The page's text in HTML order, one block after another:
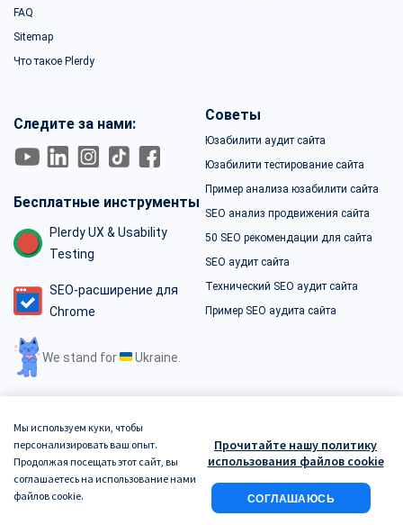
FAQ
Sitemap
Что такое Plerdy
Следите за нами:
Бесплатные инструменты
Plerdy UX & Usability
Testing
SEO-расширение для
Chrome
We stand for Ukraine.
Советы
Юзабилити аудит сайта
Юзабилити тестирование сайта
Пример анализа юзабилити сайта
SEO анализ продвижения сайта
50 SEO рекомендации для сайта
SEO аудит сайта
Технический SEO аудит сайта
Пример SEO аудита сайта
Условия использования Политика конфиденциальности
Политика Безопасности
Copyright © 2026. Plerdy. All rights reserved
Мы используем куки, чтобы
персонализировать ваш опыт.
Продолжая посещать этот сайт, вы
соглашаетесь на использование нами
файлов cookie.
СОГЛАШАЮСЬ
Прочитайте нашу политику
использования файлов cookie